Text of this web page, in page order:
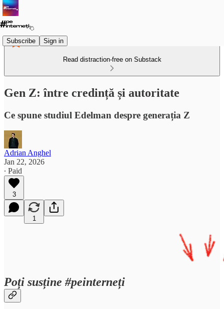
Subscribe Sign in
Read distraction-free on Substack
Gen Z: între credință și autoritate
Ce spune studiul Edelman despre generația Z
Adrian Anghel
Jan 22, 2026
∙ Paid
3
1
Poți susține #peinterneți